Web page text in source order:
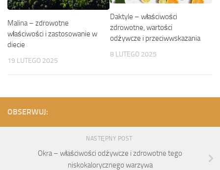
Malina – zdrowotne
właściwości i zastosowanie w
diecie
19 LUTEGO 2025
Daktyle – właściwości
zdrowotne, wartości
odżywcze i przeciwwskazania
8 LUTEGO 2025
OBSERWUJ:
NASTĘPNY POST
Okra – właściwości odżywcze i zdrowotne tego
niskokalorycznego warzywa